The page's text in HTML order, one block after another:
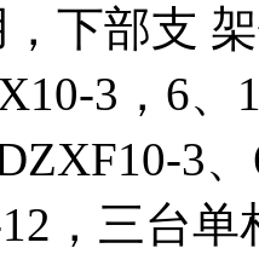
下部支
3，6
3
，三台